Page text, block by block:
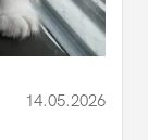
14.05.2026